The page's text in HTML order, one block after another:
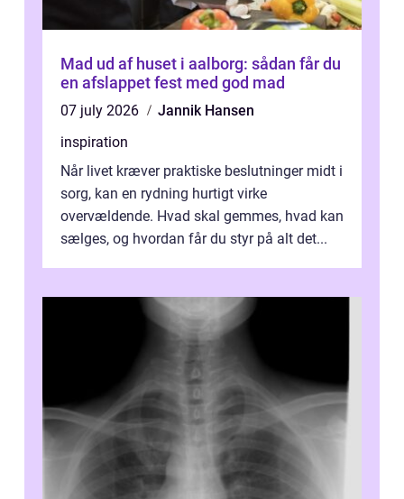
Mad ud af huset i aalborg: sådan får du
en afslappet fest med god mad
07 july 2026
Jannik Hansen
inspiration
Når livet kræver praktiske beslutninger midt i
sorg, kan en rydning hurtigt virke
overvældende. Hvad skal gemmes, hvad kan
sælges, og hvordan får du styr på alt det...